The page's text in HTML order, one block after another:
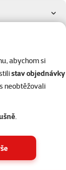
abychom si
stav objednávky
neobtěžovali
.
savci
pro péči o
produkty